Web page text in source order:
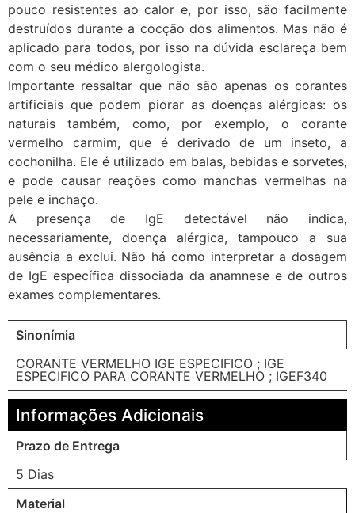
pouco resistentes ao calor e, por isso, são facilmente
destruídos durante a cocção dos alimentos. Mas não é
aplicado para todos, por isso na dúvida esclareça bem
com o seu médico alergologista.
Importante ressaltar que não são apenas os corantes
artificiais que podem piorar as doenças alérgicas: os
naturais também, como, por exemplo, o corante
vermelho carmim, que é derivado de um inseto, a
cochonilha. Ele é utilizado em balas, bebidas e sorvetes,
e pode causar reações como manchas vermelhas na
pele e inchaço.
A presença de IgE detectável não indica,
necessariamente, doença alérgica, tampouco a sua
ausência a exclui. Não há como interpretar a dosagem
de IgE específica dissociada da anamnese e de outros
exames complementares.
Sinonímia
CORANTE VERMELHO IGE ESPECIFICO ; IGE
ESPECIFICO PARA CORANTE VERMELHO ; IGEF340
Informações Adicionais
Prazo de Entrega
5 Dias
Material